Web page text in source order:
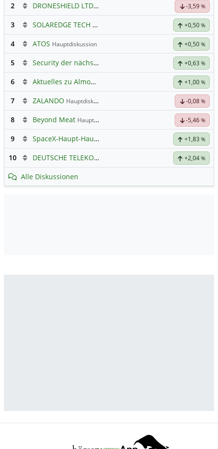
2 DRONESHIELD LTDHauptdiskussion -3,59 %
3 SOLAREDGE TECH Hauptdiskussion +0,50 %
4 ATOS Hauptdiskussion +0,50 %
5 Security der nächsten Generation +0,63 %
6 Aktuelles zu Almonty Industries +1,00 %
7 ZALANDO Hauptdiskussion -0,08 %
8 Beyond Meat Hauptdiskussion -5,46 %
9 SpaceX-Haupt-Hauptforum +1,83 %
10 DEUTSCHE TELEKOM +2,04 %
Alle Diskussionen